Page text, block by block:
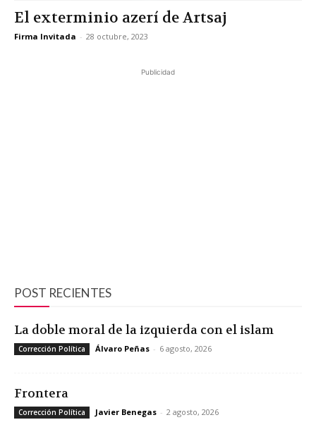
El exterminio azerí de Artsaj
Firma Invitada - 28 octubre, 2023
Publicidad
POST RECIENTES
La doble moral de la izquierda con el islam
Corrección Política Álvaro Peñas - 6 agosto, 2026
Frontera
Corrección Política Javier Benegas - 2 agosto, 2026